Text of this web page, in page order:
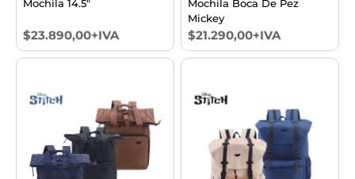
Mochila 14.5"
$23.890,00+IVA
Mochila Boca De Pez
Mickey
$21.290,00+IVA